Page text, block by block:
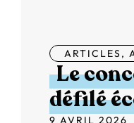
ARTICLES,
Le
défilé
9 AVRIL 2026